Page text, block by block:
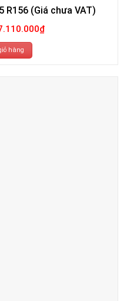
R156 (Giá chưa VAT)
₫Giá
hiện
hàng